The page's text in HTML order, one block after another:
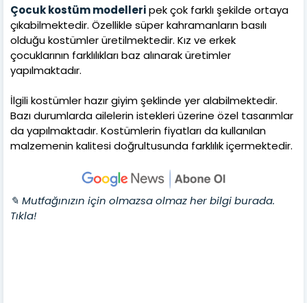
Çocuk kostüm modelleripek çok farklı şekilde ortaya
çıkabilmektedir. Özellikle süper kahramanların basılı
olduğu kostümler üretilmektedir. Kız ve erkek
çocuklarının farklılıkları baz alınarak üretimler
yapılmaktadır.
İlgili kostümler hazır giyim şeklinde yer alabilmektedir.
Bazı durumlarda ailelerin istekleri üzerine özel tasarımlar
da yapılmaktadır. Kostümlerin fiyatları da kullanılan
malzemenin kalitesi doğrultusunda farklılık içermektedir.
✎ Mutfağınızın için olmazsa olmaz her bilgi burada.
Tıkla!